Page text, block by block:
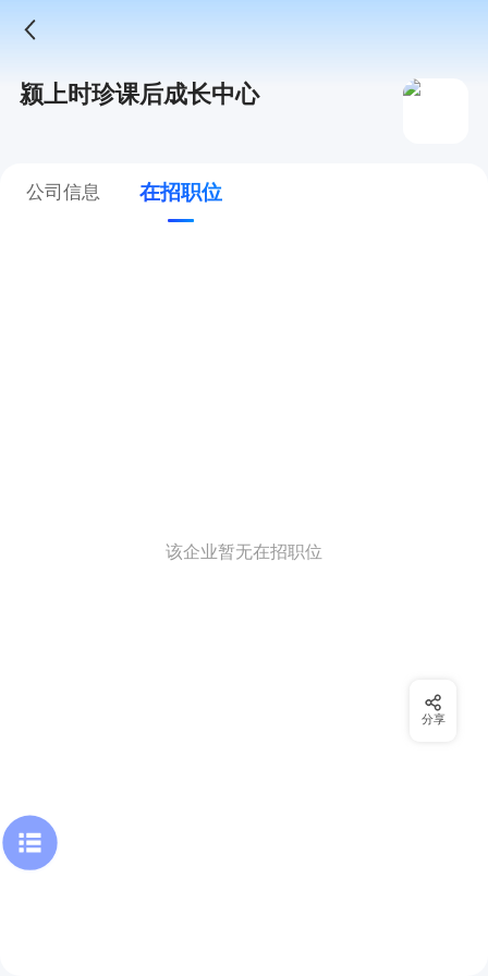
颍上时珍课后成长中心
公司信息 在招职位
该企业暂无在招职位
分享